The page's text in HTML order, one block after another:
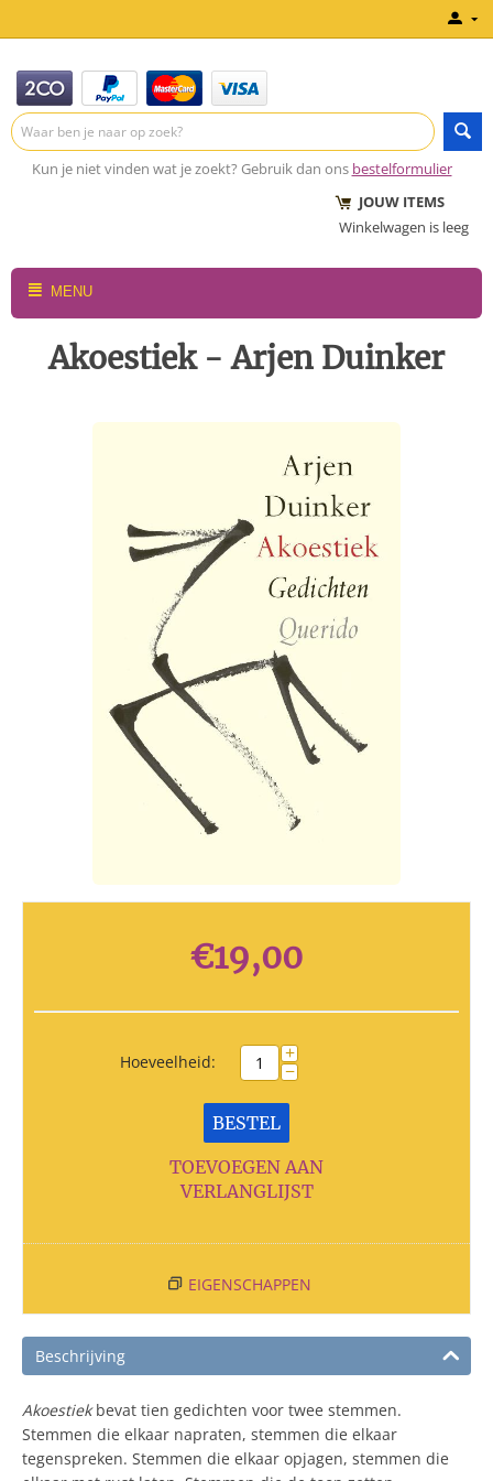
Kun je niet vinden wat je zoekt? Gebruik dan ons bestelformulier
JOUW ITEMS
Winkelwagen is leeg
MENU
Akoestiek - Arjen Duinker
€19,00
Hoeveelheid: +
−
BESTEL
TOEVOEGEN AAN
VERLANGLIJST
EIGENSCHAPPEN
Beschrijving
Akoestiekbevat tien gedichten voor twee stemmen.
Stemmen die elkaar napraten, stemmen die elkaar
tegenspreken. Stemmen die elkaar opjagen, stemmen die